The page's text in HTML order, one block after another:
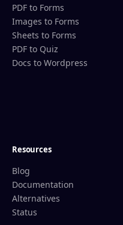
PDF to Forms
Images to Forms
Sheets to Forms
PDF to Quiz
Docs to Wordpress
Resources
Blog
Documentation
Alternatives
Status